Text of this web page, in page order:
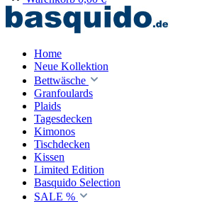
Home
Neue Kollektion
Bettwäsche
Granfoulards
Plaids
Tagesdecken
Kimonos
Tischdecken
Kissen
Limited Edition
Basquido Selection
SALE %